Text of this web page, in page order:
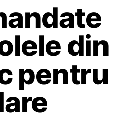
din
pentru